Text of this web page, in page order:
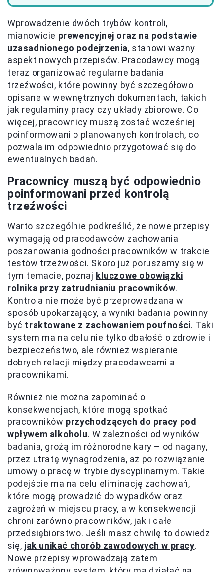
Wprowadzenie dwóch trybów kontroli,
mianowicie prewencyjnej oraz na podstawie
uzasadnionego podejrzenia, stanowi ważny
aspekt nowych przepisów. Pracodawcy mogą
teraz organizować regularne badania
trzeźwości, które powinny być szczegółowo
opisane w wewnętrznych dokumentach, takich
jak regulaminy pracy czy układy zbiorowe. Co
więcej, pracownicy muszą zostać wcześniej
poinformowani o planowanych kontrolach, co
pozwala im odpowiednio przygotować się do
ewentualnych badań.
Pracownicy muszą być odpowiednio
poinformowani przed kontrolą
trzeźwości
Warto szczególnie podkreślić, że nowe przepisy
wymagają od pracodawców zachowania
poszanowania godności pracowników w trakcie
testów trzeźwości. Skoro już poruszamy się w
tym temacie, poznaj kluczowe obowiązki
rolnika przy zatrudnianiu pracowników.
Kontrola nie może być przeprowadzana w
sposób upokarzający, a wyniki badania powinny
być traktowane z zachowaniem poufności. Taki
system ma na celu nie tylko dbałość o zdrowie i
bezpieczeństwo, ale również wspieranie
dobrych relacji między pracodawcami a
pracownikami.
Również nie można zapominać o
konsekwencjach, które mogą spotkać
pracowników przychodzących do pracy pod
wpływem alkoholu. W zależności od wyników
badania, grożą im różnorodne kary – od nagany,
przez utratę wynagrodzenia, aż po rozwiązanie
umowy o pracę w trybie dyscyplinarnym. Takie
podejście ma na celu eliminację zachowań,
które mogą prowadzić do wypadków oraz
zagrożeń w miejscu pracy, a w konsekwencji
chroni zarówno pracowników, jak i całe
przedsiębiorstwo. Jeśli masz chwilę to dowiedz
się, jak unikać chorób zawodowych w pracy.
Nowe przepisy wprowadzają zatem